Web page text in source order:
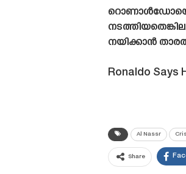
റൊണാൾഡോയെ
നയിക്കാൻ
Ronaldo Says
Al Nassr
Share